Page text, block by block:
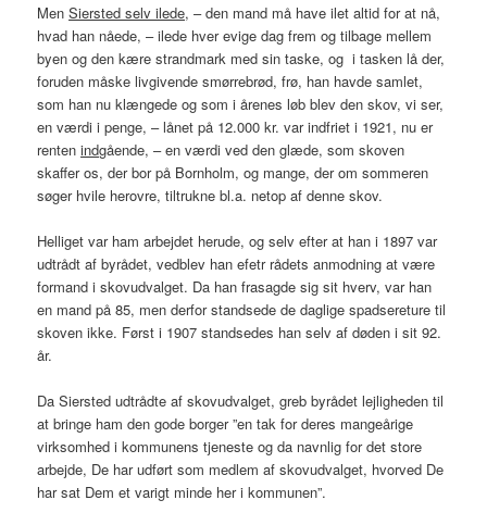
MenSiersted selv ilede, – den mand må have ilet altid for at nå,
hvad han nåede, – ilede hver evige dag frem og tilbage mellem
byen og den kære strandmark med sin taske, og i tasken lå der,
foruden måske livgivende smørrebrød, frø, han havde samlet,
som han nu klængede og som i årenes løb blev den skov, vi ser,
en værdi i penge, – lånet på 12.000 kr. var indfriet i 1921, nu er
rentenindgående, – en værdi ved den glæde, som skoven
skaffer os, der bor på Bornholm, og mange, der om sommeren
søger hvile herovre, tiltrukne bl.a. netop af denne skov.
Helliget var ham arbejdet herude, og selv efter at han i 1897 var
udtrådt af byrådet, vedblev han efetr rådets anmodning at være
formand i skovudvalget. Da han frasagde sig sit hverv, var han
en mand på 85, men derfor standsede de daglige spadsereture til
skoven ikke. Først i 1907 standsedes han selv af døden i sit 92.
år.
Da Siersted udtrådte af skovudvalget, greb byrådet lejligheden til
at bringe ham den gode borger ”en tak for deres mangeårige
virksomhed i kommunens tjeneste og da navnlig for det store
arbejde, De har udført som medlem af skovudvalget, hvorved De
har sat Dem et varigt minde her i kommunen”.